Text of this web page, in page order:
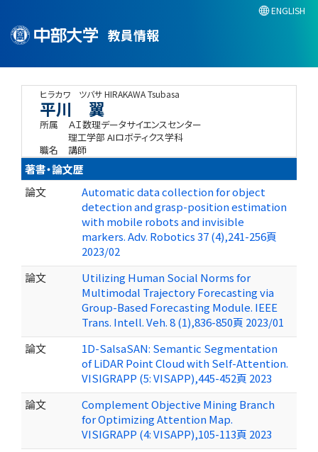
教員情報
ENGLISH
ヒラカワ ツバサHIRAKAWA Tsubasa
平川 翼
所属
ＡＩ数理データサイエンスセンター
理工学部 AIロボティクス学科
職名
講師
著書・論文歴
論文
Automatic data collection for object
detection and grasp-position estimation
with mobile robots and invisible
markers. Adv. Robotics 37 (4),241-256頁
2023/02
論文
Utilizing Human Social Norms for
Multimodal Trajectory Forecasting via
Group-Based Forecasting Module. IEEE
Trans. Intell. Veh. 8 (1),836-850頁 2023/01
論文
1D-SalsaSAN: Semantic Segmentation
of LiDAR Point Cloud with Self-Attention.
VISIGRAPP (5: VISAPP),445-452頁 2023
論文
Complement Objective Mining Branch
for Optimizing Attention Map.
VISIGRAPP (4: VISAPP),105-113頁 2023